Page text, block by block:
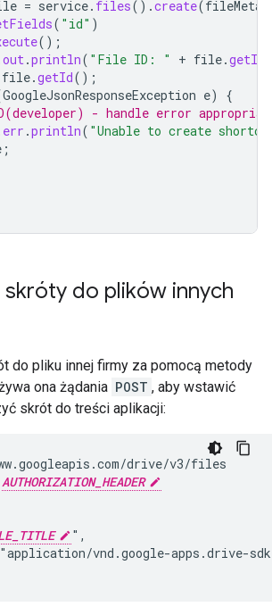
= service. files().create(
( "id" )
();
out.println( "File ID: " + file.getId
file.getId();
GoogleJsonResponseException e)
{
- handle error
err .println( "Unable to create
;
skróty do plików innych
do pliku innej firmy za pomocą metody
ona żądania POST , aby wstawić
skrót do treści aplikacji:
drive/v3/files
AUTHORIZATION_HEADER
",
vnd.google-apps.drive-